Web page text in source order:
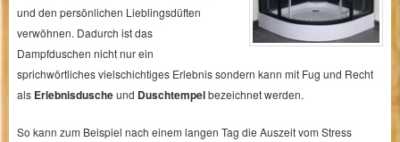
und den persönlichen Lieblingsdüften
verwöhnen. Dadurch ist das
Dampfduschen nicht nur ein
sprichwörtliches vielschichtiges Erlebnis sondern kann mit Fug und Recht
als Erlebnisduscheund Duschtempelbezeichnet werden.
So kann zum Beispiel nach einem langen Tag die Auszeit vom Stress